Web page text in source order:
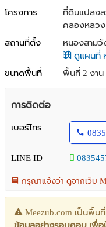
โครงการ
ที่ดินแปลงส
คลองหลวง
สถานที่ตั้ง
หนองสามวั
ดูแผนที่
ขนาดพื้นที่
พื้นที่ 2 งาน
การติดต่อ
เบอร์โทร
LINE ID
กรุณาแจ้งว่า ดูจากเว็บ
Meezub.com เป็นพื้น